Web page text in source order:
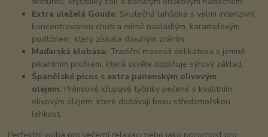
Extra uleželá Gouda: Skutečná lahůdka s velmi intenzivní,
koncentrovanou chutí a mírně nasládlým, karamelovým
podtónem, který získala dlouhým zráním.
Maďarská klobása: Tradiční masová delikatesa s jemně
pikantním profilem, která skvěle doplňuje sýrový základ.
Španělské picos s extra panenským olivovým
olejem: Prémiové křupavé tyčinky pečené s kvalitním
olivovým olejem, které dodávají boxu středomořskou
lehkost.
Perfektní volba pro večerní relaxaci nebo jako pozornost pro